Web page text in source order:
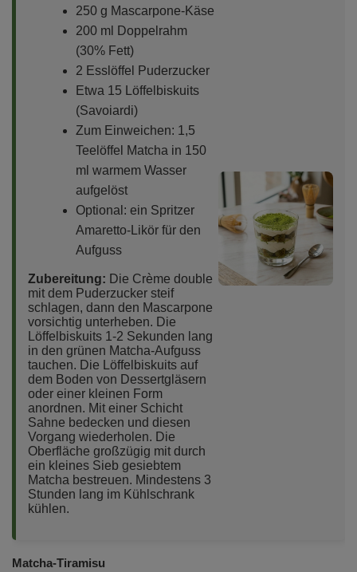
250 g Mascarpone-Käse
200 ml Doppelrahm
(30% Fett)
2 Esslöffel Puderzucker
Etwa 15 Löffelbiskuits
(Savoiardi)
Zum Einweichen: 1,5
Teelöffel Matcha in 150
ml warmem Wasser
aufgelöst
Optional: ein Spritzer
Amaretto-Likör für den
Aufguss
Zubereitung: Die Crème double
mit dem Puderzucker steif
schlagen, dann den Mascarpone
vorsichtig unterheben. Die
Löffelbiskuits 1-2 Sekunden lang
in den grünen Matcha-Aufguss
tauchen. Die Löffelbiskuits auf
dem Boden von Dessertgläsern
oder einer kleinen Form
anordnen. Mit einer Schicht
Sahne bedecken und diesen
Vorgang wiederholen. Die
Oberfläche großzügig mit durch
ein kleines Sieb gesiebtem
Matcha bestreuen. Mindestens 3
Stunden lang im Kühlschrank
kühlen.
Matcha-Tiramisu